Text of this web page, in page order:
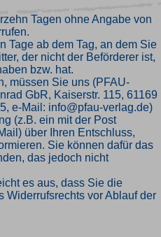
Tagen ohne Angabe von
Tage ab dem Tag, an dem Sie
der nicht der Beförderer ist,
bzw. hat.
müssen Sie uns (PFAU-
GbR, Kaiserstr. 115, 61169
e-Mail: info@pfau-verlag.de)
(z.B. ein mit der Post
über Ihren Entschluss,
Sie können dafür das
das jedoch nicht
es aus, dass Sie die
Widerrufsrechts vor Ablauf der